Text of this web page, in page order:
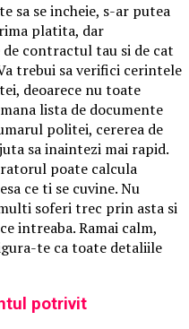
sa se incheie, s-ar putea
platita, dar
de contractul tau si de cat
trebui sa verifici cerintele
deoarece nu toate
lista de documente
politei, cererea de
sa inaintezi mai rapid.
poate calcula
ce ti se cuvine. Nu
soferi trec prin asta si
intreaba. Ramai calm,
te ca toate detaliile
potrivit